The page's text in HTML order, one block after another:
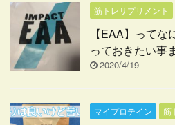
筋トレサプリメント
【EAA】って
っておきたい事
2020/4/19
マイプロテイン 筋